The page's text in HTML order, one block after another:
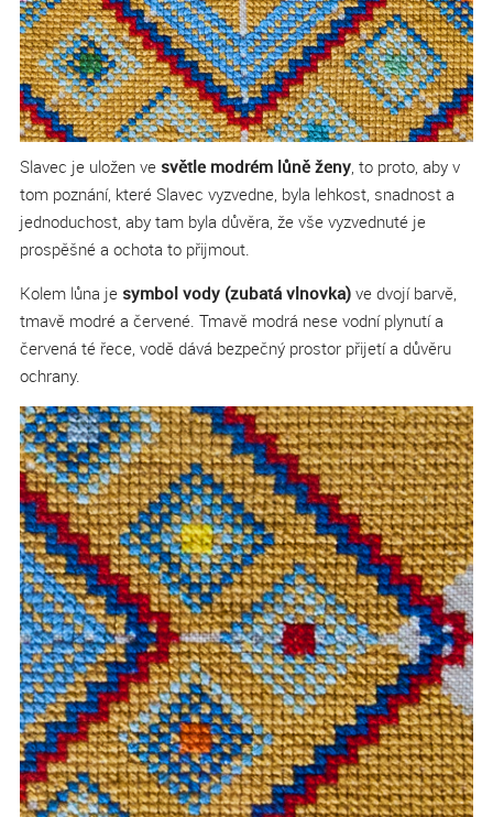
Slavec je uložen ve světle modrém lůně ženy, to proto, aby v
tom poznání, které Slavec vyzvedne, byla lehkost, snadnost a
jednoduchost, aby tam byla důvěra, že vše vyzvednuté je
prospěšné a ochota to přijmout.
Kolem lůna je symbol vody (zubatá vlnovka) ve dvojí barvě,
tmavě modré a červené. Tmavě modrá nese vodní plynutí a
červená té řece, vodě dává bezpečný prostor přijetí a důvěru
ochrany.